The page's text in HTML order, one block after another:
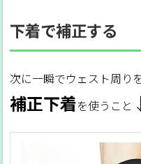
下着で補正する
次に一瞬でウェスト周り
補正下着を使うこと